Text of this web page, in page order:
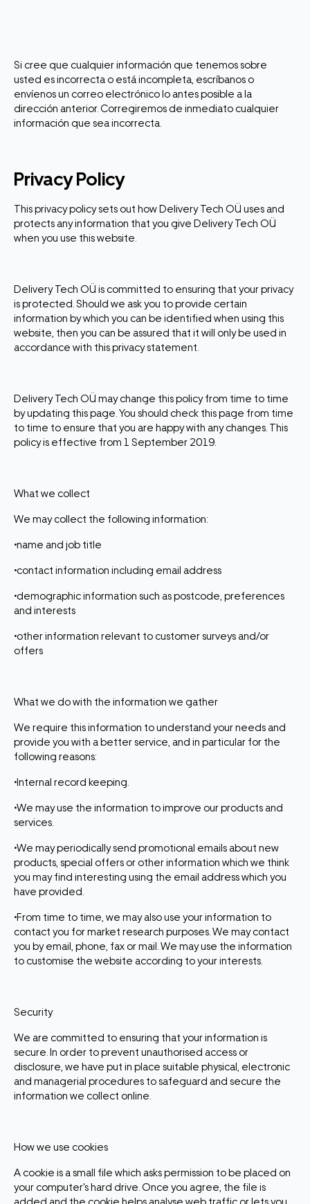
Si cree que cualquier información que tenemos sobre
usted es incorrecta o está incompleta, escríbanos o
envíenos un correo electrónico lo antes posible a la
dirección anterior. Corregiremos de inmediato cualquier
información que sea incorrecta.
Privacy Policy
This privacy policy sets out how Delivery Tech OÜ uses and
protects any information that you give Delivery Tech OÜ
when you use this website.
Delivery Tech OÜ is committed to ensuring that your privacy
is protected. Should we ask you to provide certain
information by which you can be identified when using this
website, then you can be assured that it will only be used in
accordance with this privacy statement.
Delivery Tech OÜ may change this policy from time to time
by updating this page. You should check this page from time
to time to ensure that you are happy with any changes. This
policy is effective from 1 September 2019.
What we collect
We may collect the following information:
•name and job title
•contact information including email address
•demographic information such as postcode, preferences
and interests
•other information relevant to customer surveys and/or
offers
What we do with the information we gather
We require this information to understand your needs and
provide you with a better service, and in particular for the
following reasons:
•Internal record keeping.
•We may use the information to improve our products and
services.
•We may periodically send promotional emails about new
products, special offers or other information which we think
you may find interesting using the email address which you
have provided.
•From time to time, we may also use your information to
contact you for market research purposes. We may contact
you by email, phone, fax or mail. We may use the information
to customise the website according to your interests.
Security
We are committed to ensuring that your information is
secure. In order to prevent unauthorised access or
disclosure, we have put in place suitable physical, electronic
and managerial procedures to safeguard and secure the
information we collect online.
How we use cookies
A cookie is a small file which asks permission to be placed on
your computer's hard drive. Once you agree, the file is